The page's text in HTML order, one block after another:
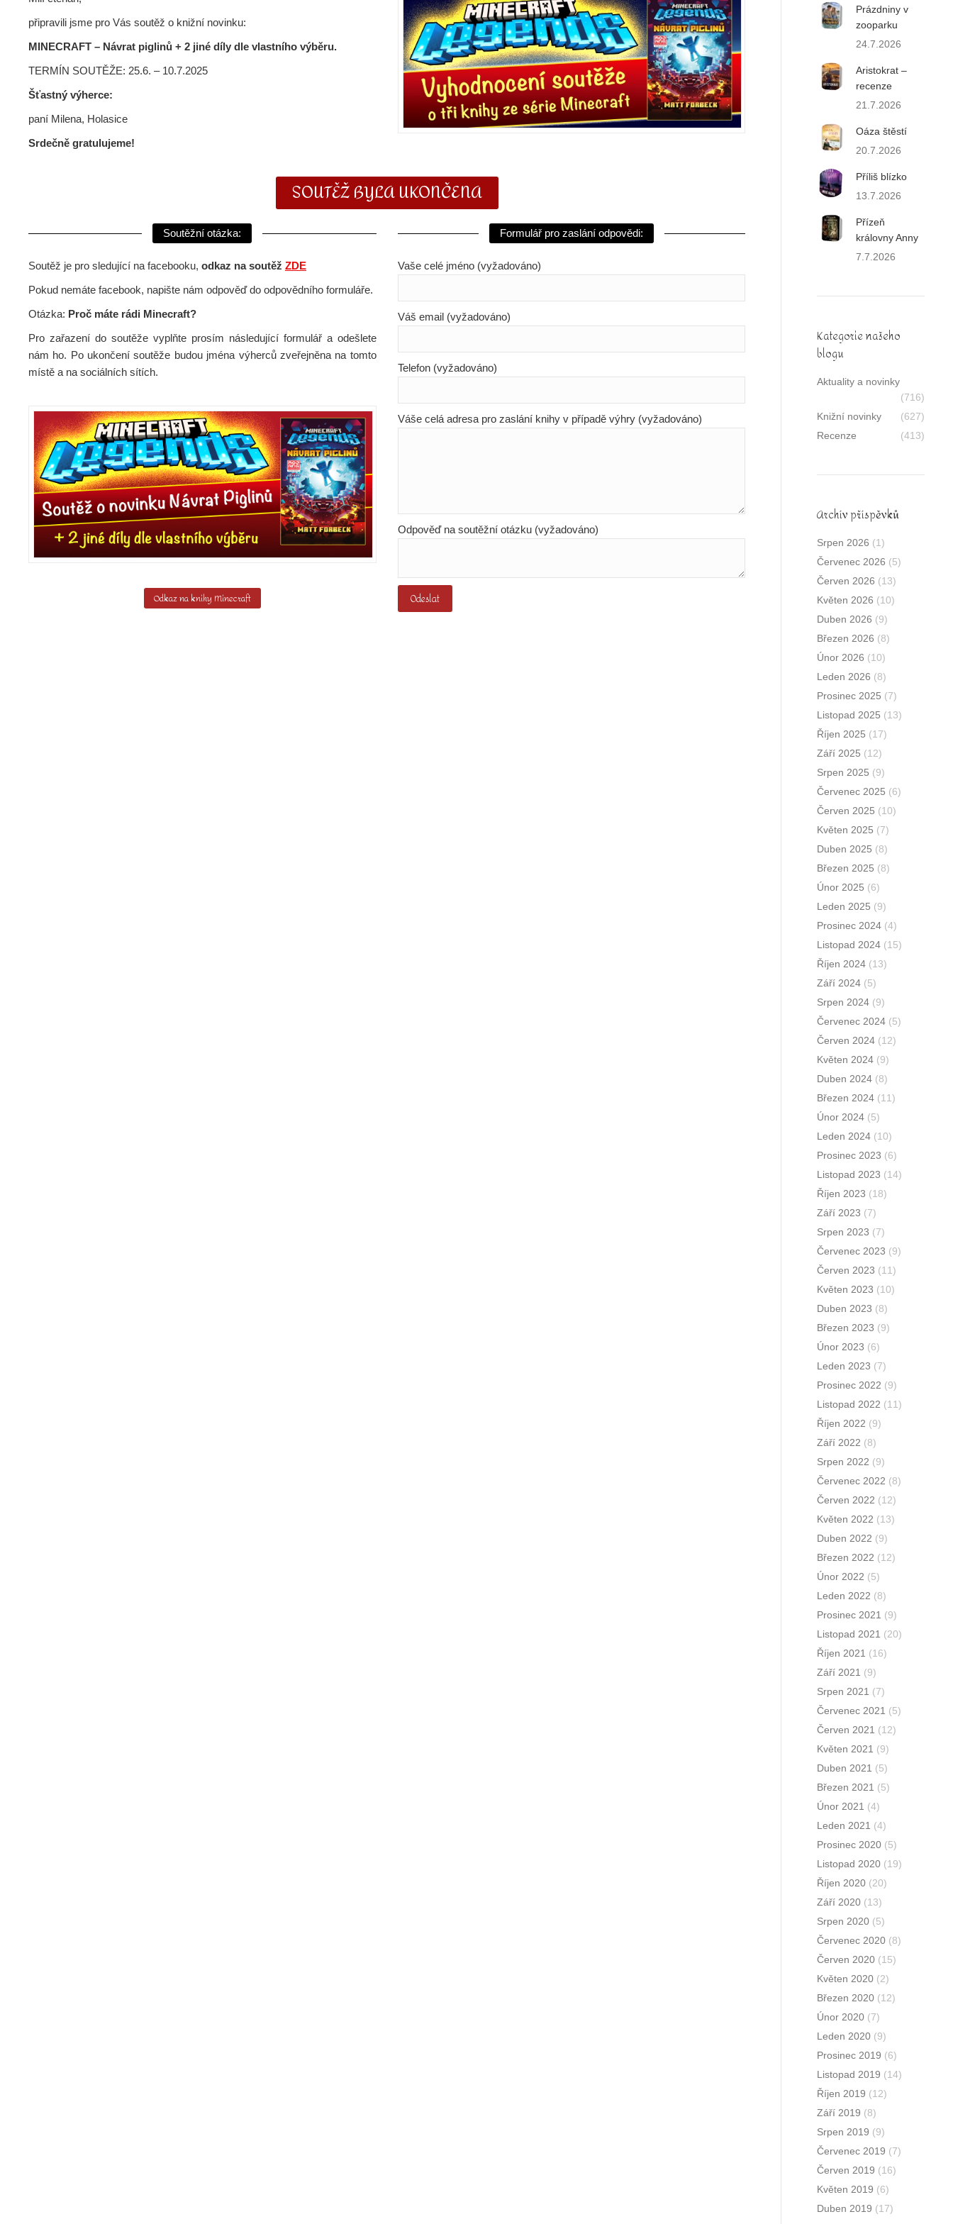
připravili jsme pro Vás soutěž o knižní novinku:
MINECRAFT – Návrat piglinů + 2 jiné díly dle vlastního výběru.
TERMÍN SOUTĚŽE: 25.6. – 10.7.2025
Šťastný výherce:
paní Milena, Holasice
Srdečně gratulujeme!
SOUTĚŽ BYLA UKONČENA
Soutěžní otázka:
Soutěž je pro sledující na facebooku, odkaz na soutěž ZDE
Pokud nemáte facebook, napište nám odpověď do odpovědního formuláře.
Otázka: Proč máte rádi Minecraft?
Pro zařazení do soutěže vyplňte prosím následující formulář a odešlete
nám ho. Po ukončení soutěže budou jména výherců zveřejněna na tomto
místě a na sociálních sítích.
Odkaz na knihy Minecraft
Formulář pro zaslání odpovědi:
Vaše celé jméno (vyžadováno)
Váš email (vyžadováno)
Telefon (vyžadováno)
Váše celá adresa pro zaslání knihy v případě výhry (vyžadováno)
Odpověď na soutěžní otázku (vyžadováno)
Prázdniny v
zooparku
24.7.2026
Aristokrat –
recenze
21.7.2026
Oáza štěstí
20.7.2026
Příliš blízko
13.7.2026
Přízeň
královny Anny
7.7.2026
Kategorie našeho
blogu
Aktuality a novinky
(716)
Knižní novinky
(627)
Recenze
(413)
Archív příspěvků
Srpen 2026 (1)
Červenec 2026 (5)
Červen 2026 (13)
Květen 2026 (10)
Duben 2026 (9)
Březen 2026 (8)
Únor 2026 (10)
Leden 2026 (8)
Prosinec 2025 (7)
Listopad 2025 (13)
Říjen 2025 (17)
Září 2025 (12)
Srpen 2025 (9)
Červenec 2025 (6)
Červen 2025 (10)
Květen 2025 (7)
Duben 2025 (8)
Březen 2025 (8)
Únor 2025 (6)
Leden 2025 (9)
Prosinec 2024 (4)
Listopad 2024 (15)
Říjen 2024 (13)
Září 2024 (5)
Srpen 2024 (9)
Červenec 2024 (5)
Červen 2024 (12)
Květen 2024 (9)
Duben 2024 (8)
Březen 2024 (11)
Únor 2024 (5)
Leden 2024 (10)
Prosinec 2023 (6)
Listopad 2023 (14)
Říjen 2023 (18)
Září 2023 (7)
Srpen 2023 (7)
Červenec 2023 (9)
Červen 2023 (11)
Květen 2023 (10)
Duben 2023 (8)
Březen 2023 (9)
Únor 2023 (6)
Leden 2023 (7)
Prosinec 2022 (9)
Listopad 2022 (11)
Říjen 2022 (9)
Září 2022 (8)
Srpen 2022 (9)
Červenec 2022 (8)
Červen 2022 (12)
Květen 2022 (13)
Duben 2022 (9)
Březen 2022 (12)
Únor 2022 (5)
Leden 2022 (8)
Prosinec 2021 (9)
Listopad 2021 (20)
Říjen 2021 (16)
Září 2021 (9)
Srpen 2021 (7)
Červenec 2021 (5)
Červen 2021 (12)
Květen 2021 (9)
Duben 2021 (5)
Březen 2021 (5)
Únor 2021 (4)
Leden 2021 (4)
Prosinec 2020 (5)
Listopad 2020 (19)
Říjen 2020 (20)
Září 2020 (13)
Srpen 2020 (5)
Červenec 2020 (8)
Červen 2020 (15)
Květen 2020 (2)
Březen 2020 (12)
Únor 2020 (7)
Leden 2020 (9)
Prosinec 2019 (6)
Listopad 2019 (14)
Říjen 2019 (12)
Září 2019 (8)
Srpen 2019 (9)
Červenec 2019 (7)
Červen 2019 (16)
Květen 2019 (6)
Duben 2019 (17)